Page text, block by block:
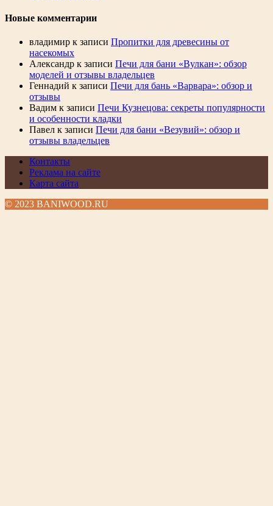
Новые комментарии
владимир к записи Пропитки для древесины от
насекомых
Александр к записи Печи для бани «Вулкан»: обзор
моделей и отзывы владельцев
Геннадий к записи Печи для бань «Варвара»: обзор и
отзывы
Вадим к записи Печи Кузнецова: секреты популярности
и особенности кладки
Павел к записи Печи для бани «Везувий»: обзор и
отзывы владельцев
Контакты
Реклама на сайте
Карта сайта
© 2023 BANIWOOD.RU